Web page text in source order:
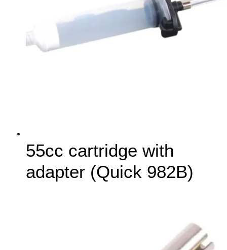
55cc cartridge with
adapter (Quick 982B)